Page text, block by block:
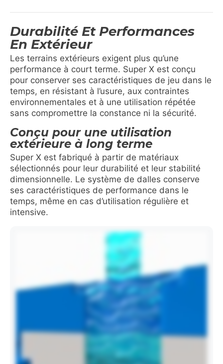
Durabilité Et Performances
En Extérieur
Les terrains extérieurs exigent plus qu’une
performance à court terme. Super X est conçu
pour conserver ses caractéristiques de jeu dans le
temps, en résistant à l’usure, aux contraintes
environnementales et à une utilisation répétée
sans compromettre la constance ni la sécurité.
Conçu pour une utilisation
extérieure à long terme
Super X est fabriqué à partir de matériaux
sélectionnés pour leur durabilité et leur stabilité
dimensionnelle. Le système de dalles conserve
ses caractéristiques de performance dans le
temps, même en cas d’utilisation régulière et
intensive.